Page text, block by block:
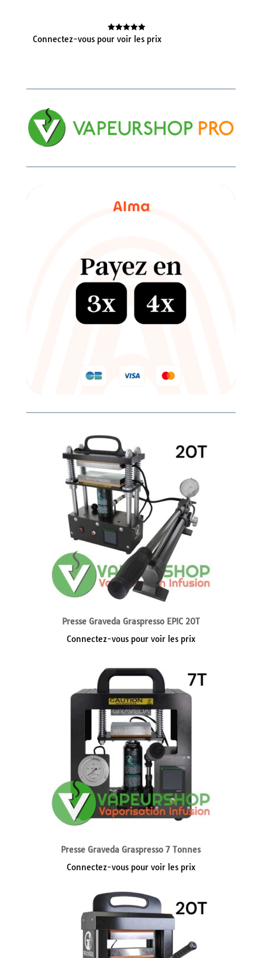
Note
Connectez-vous pour voir les prix
Presse Graveda Graspresso EPIC 20T
Connectez-vous pour voir les prix
Presse Graveda Graspresso 7 Tonnes
Connectez-vous pour voir les prix